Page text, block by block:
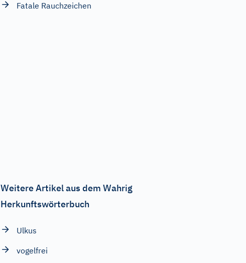
Fatale Rauchzeichen
Weitere Artikel aus dem Wahrig
Herkunftswörterbuch
Ulkus
vogelfrei